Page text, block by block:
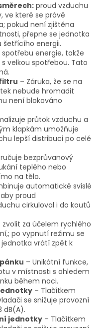
proud vzduchu
ve které se právě
pokud není zjištěna
přepne se jednotka
energii.
spotřebu energie, takže
velkou spotřebou. Tato
– Záruka, že se na
nebude hromadit
není blokováno
průtok vzduchu a
klapkám umožňuje
lepší distribuci po celé
bezprůvanový
teplého nebo
na tělo.
automatické svislé
proud
cirkuloval i do koutů
zvolit za účelem rychlého
po vypnutí režimu se
vrátí zpět k
– Unikátní funkce,
v místnosti s ohledem
během noci.
– Tlačítkem
se snižuje provozní
dB(A).
jednotky – Tlačítkem